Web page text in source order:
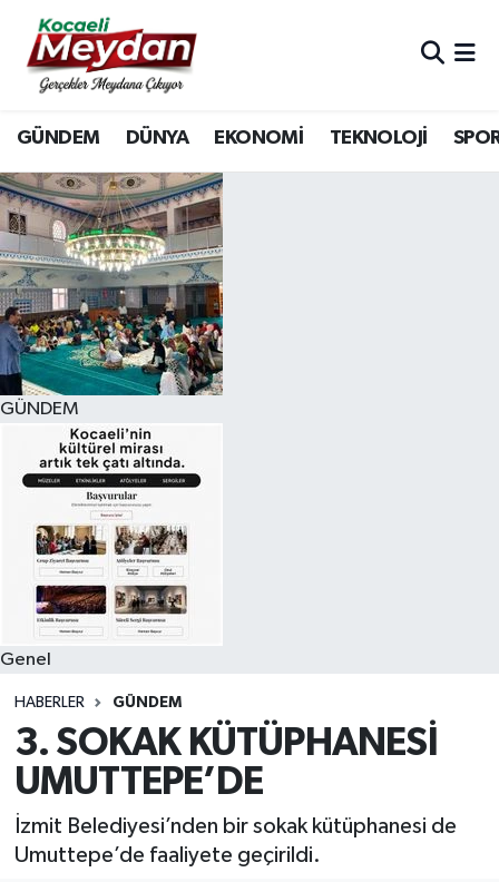
GÜNDEM DÜNYA EKONOMİ TEKNOLOJİ
GÜNDEM
Genel
HABERLER GÜNDEM
3. SOKAK KÜTÜPHANESİ
UMUTTEPE’DE
İzmit Belediyesi’nden bir sokak kütüphanesi de
Umuttepe’de faaliyete geçirildi.
Nöbetçi Eczaneler
Hava Durumu
Trafik Durumu
Süper Lig Puan Durumu ve Fikstür
Tüm Manşetler
Son Dakika Haberleri
Haber Arşivi